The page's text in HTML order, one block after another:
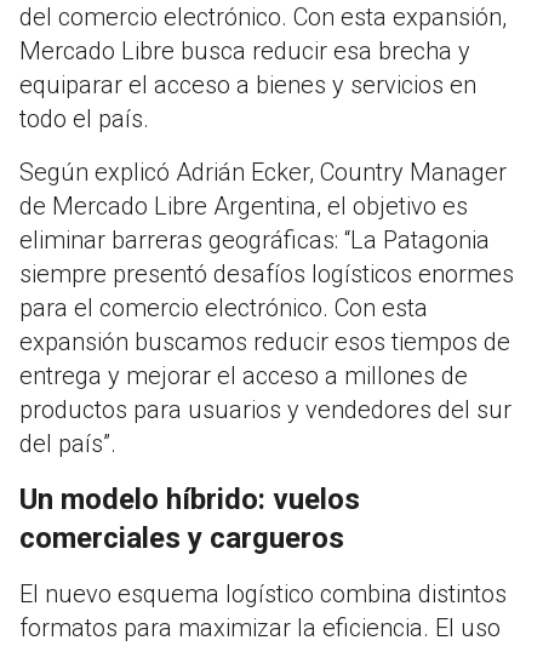
del comercio electrónico. Con esta expansión,
Mercado Libre busca reducir esa brecha y
equiparar el acceso a bienes y servicios en
todo el país.
Según explicó Adrián Ecker, Country Manager
de Mercado Libre Argentina, el objetivo es
eliminar barreras geográficas: “La Patagonia
siempre presentó desafíos logísticos enormes
para el comercio electrónico. Con esta
expansión buscamos reducir esos tiempos de
entrega y mejorar el acceso a millones de
productos para usuarios y vendedores del sur
del país”.
Un modelo híbrido: vuelos
comerciales y cargueros
El nuevo esquema logístico combina distintos
formatos para maximizar la eficiencia. El uso